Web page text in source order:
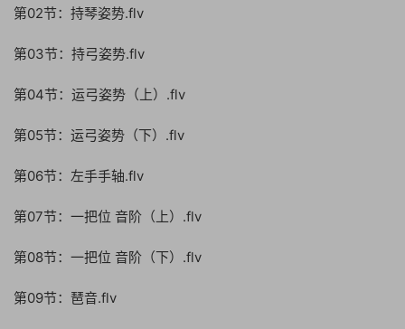
第02节：持琴姿势.flv
第03节：持弓姿势.flv
第04节：运弓姿势（上）.flv
第05节：运弓姿势（下）.flv
第06节：左手手轴.flv
第07节：一把位 音阶（上）.flv
第08节：一把位 音阶（下）.flv
第09节：琶音.flv